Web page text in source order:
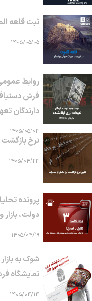
ثبت قلعه
۱۴۰۵/۰۵/۰۵
روابط
فرش
دارندگان
۱۴۰۵/۰۵/۰۳
نرخ بازگشت
۱۴۰۵/۰۴/۲۳
پرونده
دولت،
۱۴۰۵/۰۴/۱۹
شوک به
نمایشگاه
۱۴۰۵/۰۴/۱۴